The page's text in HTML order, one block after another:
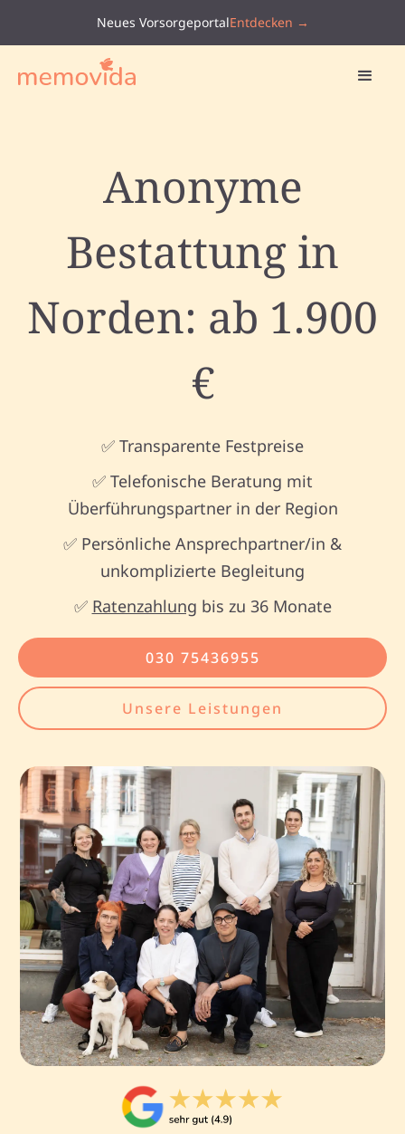
Neues VorsorgeportalEntdecken →
Anonyme
Bestattung in
Norden: ab 1.900
€
✅ Transparente Festpreise
✅ Telefonische Beratung mit
Überführungspartner in der Region
✅ Persönliche Ansprechpartner/in &
unkomplizierte Begleitung
✅ Ratenzahlung bis zu 36 Monate
030 75436955
Unsere Leistungen